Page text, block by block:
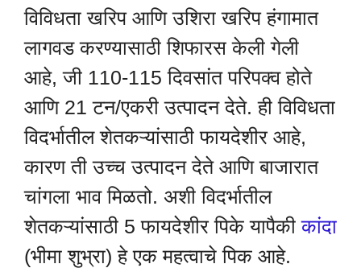
विविधता खरिप आणि उशिरा खरिप हंगामात
लागवड करण्यासाठी शिफारस केली गेली
आहे, जी 110-115 दिवसांत परिपक्व होते
आणि 21 टन/एकरी उत्पादन देते. ही विविधता
विदर्भातील शेतकऱ्यांसाठी फायदेशीर आहे,
कारण ती उच्च उत्पादन देते आणि बाजारात
चांगला भाव मिळतो. अशी विदर्भातील
शेतकऱ्यांसाठी 5 फायदेशीर पिके यापैकीकांदा
(भीमा शुभ्रा) हे एक महत्वाचे पिक आहे.